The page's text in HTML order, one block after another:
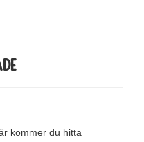
kommer du hitta